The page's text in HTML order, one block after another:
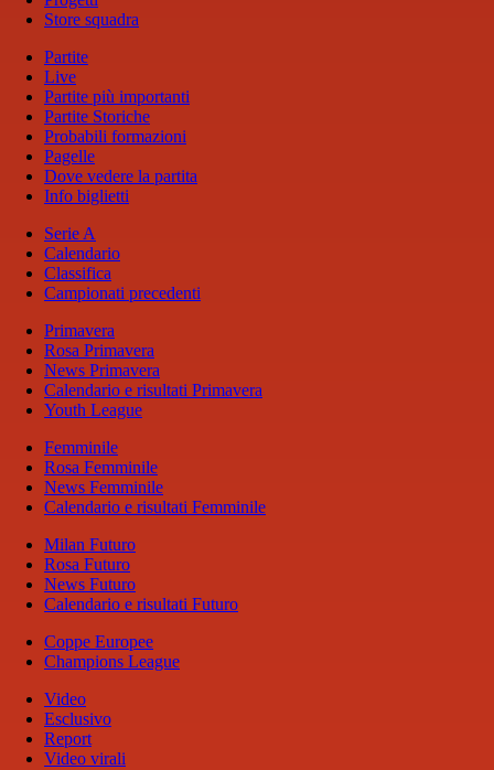
Store squadra
Partite
Live
Partite più importanti
Partite Storiche
Probabili formazioni
Pagelle
Dove vedere la partita
Info biglietti
Serie A
Calendario
Classifica
Campionati precedenti
Primavera
Rosa Primavera
News Primavera
Calendario e risultati Primavera
Youth League
Femminile
Rosa Femminile
News Femminile
Calendario e risultati Femminile
Milan Futuro
Rosa Futuro
News Futuro
Calendario e risultati Futuro
Coppe Europee
Champions League
Video
Esclusivo
Report
Video virali